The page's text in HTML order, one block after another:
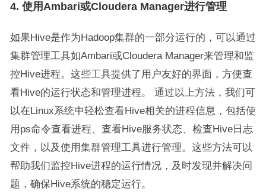
4. 使用Ambari或Cloudera Manager进行管理
如果Hive是作为Hadoop集群的一部分运行的，可以通过
集群管理工具如Ambari或Cloudera Manager来管理和监
控Hive进程。这些工具提供了用户友好的界面，方便查
看Hive的运行状态和管理进程。 通过以上方法，我们可
以在Linux系统中轻松查看Hive相关的进程信息，包括使
用ps命令查看进程、查看Hive服务状态、检查Hive日志
文件，以及使用集群管理工具进行管理。这些方法可以
帮助我们监控Hive进程的运行情况，及时发现并解决问
题，确保Hive系统的稳定运行。